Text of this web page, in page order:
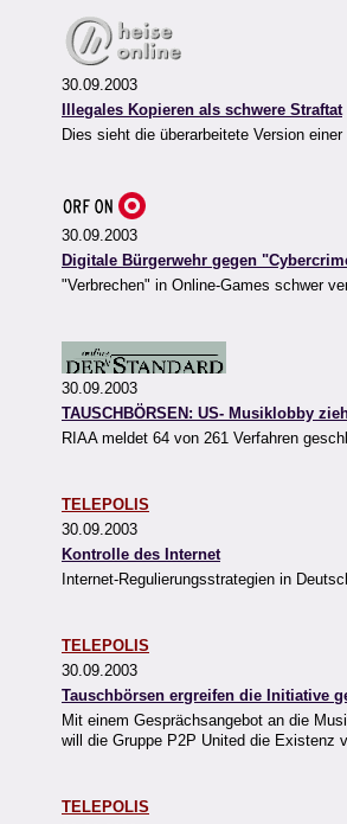
30.09.2003
Illegales Kopieren als schwere Straftat
Dies sieht die überarbeitete Version
30.09.2003
Digitale Bürgerwehr gegen
"Verbrechen" in Online-Games schwer
30.09.2003
TAUSCHBÖRSEN: US- Musiklobby
RIAA meldet 64 von 261 Verfahren
TELEPOLIS
30.09.2003
Kontrolle des Internet
Internet-Regulierungsstrategien in
TELEPOLIS
30.09.2003
Tauschbörsen ergreifen die Initiative
Mit einem Gesprächsangebot an die
will die Gruppe P2P United die Existenz
TELEPOLIS